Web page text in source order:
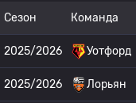
Сезон Команда
2025/2026 Уотфорд
2025/2026 Лорьян